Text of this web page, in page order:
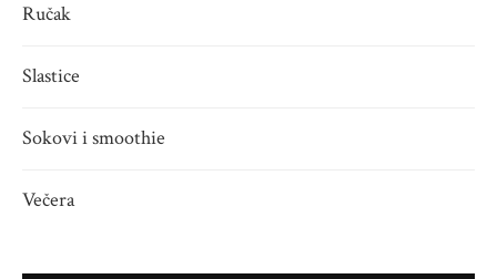
Ručak
Slastice
Sokovi i smoothie
Večera